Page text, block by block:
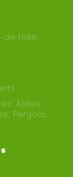
de Haie
Allées
Pergola,